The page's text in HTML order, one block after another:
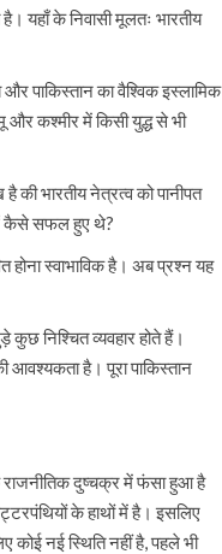
यहाँ के निवासी मूलतः भारतीय
पाकिस्तान का वैश्विक इस्लामिक
कश्मीर में किसी युद्ध से भी
की भारतीय नेत्रत्व को पानीपत
में कैसे सफल हुए थे?
होना स्वाभाविक है। अब प्रश्न यह
कुछ निश्चित व्यवहार होते हैं।
आवश्यकता है। पूरा पाकिस्तान
राजनीतिक दुष्चक्र में फंसा हुआ है
के हाथों में है। इसलिए
कोई नई स्थिति नहीं है, पहले भी